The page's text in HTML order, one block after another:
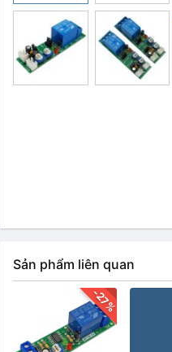
Sản phẩm liên quan
-27%